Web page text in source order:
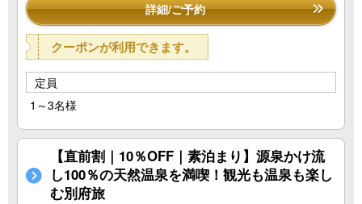
詳細/ご予約
クーポンが利用できます。
定員
1～3名様
【直前割｜10％OFF｜素泊まり】源泉かけ流
し100％の天然温泉を満喫！観光も温泉も楽し
む別府旅